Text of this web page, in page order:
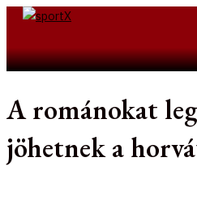
Skip
A románokat
jöhetnek a